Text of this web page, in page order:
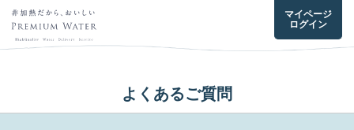
マイページ
ログイン
よくあるご質問